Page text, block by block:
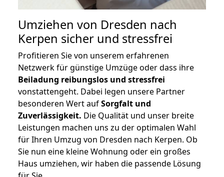
Umziehen von Dresden nach
Kerpen sicher und stressfrei
Profitieren Sie von unserem erfahrenen
Netzwerk für günstige Umzüge oder dass ihre
Beiladung reibungslos und stressfrei
vonstattengeht. Dabei legen unsere Partner
besonderen Wert aufSorgfalt und
Zuverlässigkeit. Die Qualität und unser breite
Leistungen machen uns zu der optimalen Wahl
für Ihren Umzug von Dresden nach Kerpen. Ob
Sie nun eine kleine Wohnung oder ein großes
Haus umziehen, wir haben die passende Lösung